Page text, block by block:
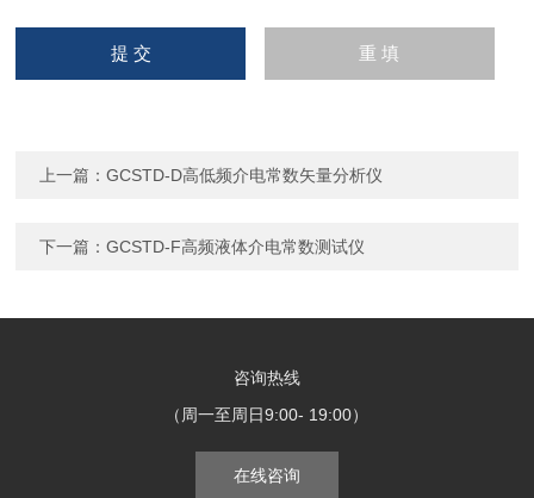
上一篇：GCSTD-D高低频介电常数矢量分析仪
下一篇：GCSTD-F高频液体介电常数测试仪
咨询热线
（周一至周日9:00- 19:00）
在线咨询